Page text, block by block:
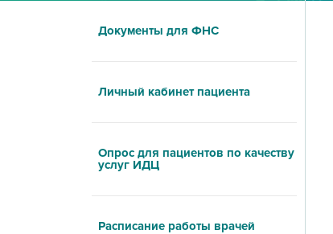
Документы для ФНС
Личный кабинет пациента
Опрос для пациентов по качеству
услуг ИДЦ
Расписание работы врачей